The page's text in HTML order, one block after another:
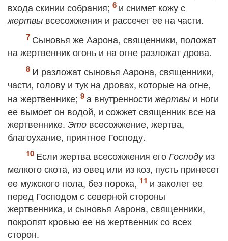
входа скинии собрания;
и снимет кожу с
жертвы всесожжения и рассечет ее на части.
Сыновья же Аарона, священники, положат
на жертвенник огонь и на огне разложат дрова.
И разложат сыновья Аарона, священники,
части, голову и тук на дровах, которые на огне,
на жертвеннике;
а внутренности жертвы и ноги
ее вымоет он водой, и сожжет священник все на
жертвеннике. Это всесожжение, жертва,
благоухание, приятное Господу.
Если жертва всесожжения его Господуиз
мелкого скота, из овец или из коз, пусть принесет
ее мужского пола, без порока,
и заколет ее
перед Господом с северной стороны
жертвенника, и сыновья Аарона, священники,
покропят кровью ее на жертвенник со всех
сторон.